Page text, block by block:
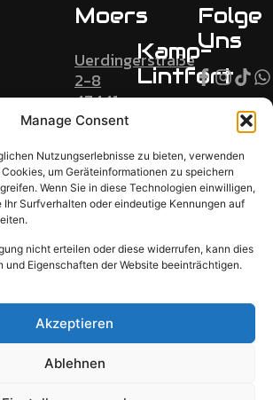
Manage Consent
Nutzungserlebnisse zu bieten, verwenden
um Geräteinformationen zu speichern
Wenn Sie in diese Technologien einwilligen,
Surfverhalten oder eindeutige Kennungen auf
nicht erteilen oder diese widerrufen, kann dies
und Eigenschaften der Website beeinträchtigen.
Akzeptieren
Ablehnen
Moers
Uerdingerstraße
2-8
47441
Moers
Tel:
02841
8885556
E-Mail:
fahrschule.de
Kamp-
Lintfort
Kamperdickstraße
47475
Kamp-
Lintfort
01621890612
E-Mail:
fahrschule.de
Folge
Uns